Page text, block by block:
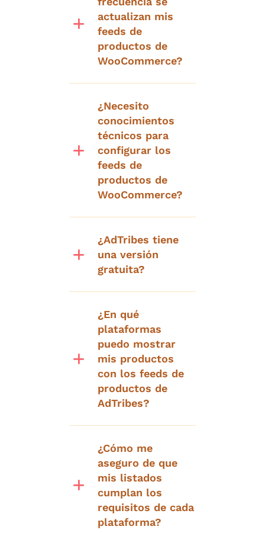
actualizan mis
feeds de
productos de
WooCommerce?
¿Necesito
conocimientos
técnicos para
configurar los
feeds de
productos de
WooCommerce?
¿AdTribes tiene
una versión
gratuita?
¿En qué
plataformas
puedo mostrar
mis productos
con los feeds de
productos de
AdTribes?
¿Cómo me
aseguro de que
mis listados
cumplan los
requisitos de cada
plataforma?